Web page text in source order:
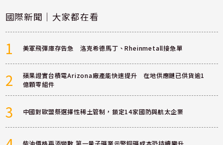
國際新聞｜大家都在看
1 美軍飛彈庫存告急 洛克希德馬丁、Rheinmetall接急單
2
蘋果證實台積電Arizona廠產能快速提升 在地供應鏈已供貨逾1
億顆零組件
3 中國對歐盟祭選擇性稀土管制，鎖定14家國防與航太企業